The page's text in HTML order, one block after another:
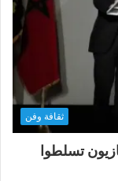
ثقافة وفن
تسلطوا